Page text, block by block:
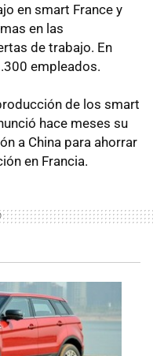
en smart France y
en las
de trabajo. En
empleados.
de los smart
hace meses su
a China para ahorrar
en Francia.